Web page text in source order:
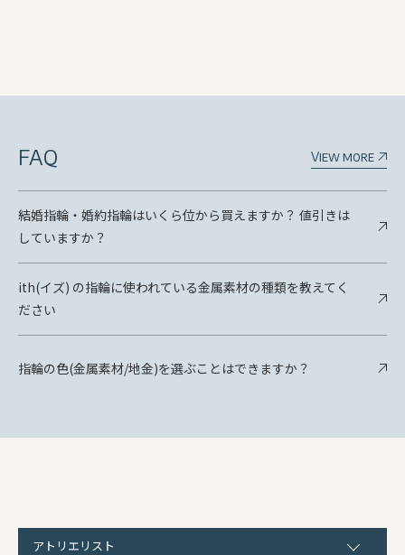
FAQ View more
結婚指輪・婚約指輪はいくら位から買えますか？ 値引きは
していますか？
ith(イズ) の指輪に使われている金属素材の種類を教えてく
ださい
指輪の色(金属素材/地金)を選ぶことはできますか？
アトリエリスト